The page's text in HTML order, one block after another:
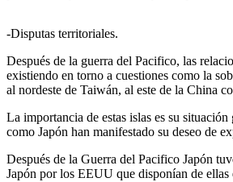
-Disputas territoriales.
Después de la guerra del Pacifico, las
existiendo en torno a cuestiones como la
al nordeste de Taiwán, al este de la China
La importancia de estas islas es su
como Japón han manifestado su deseo de
Después de la Guerra del Pacifico Japón
Japón por los EEUU que disponían de